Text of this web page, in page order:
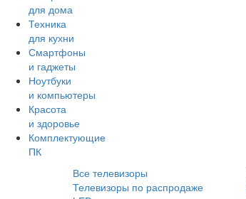
для дома
Техника
для кухни
Смартфоны
и гаджеты
Ноутбуки
и компьютеры
Красота
и здоровье
Комплектующие
ПК
Все телевизоры
Телевизоры по распродаже